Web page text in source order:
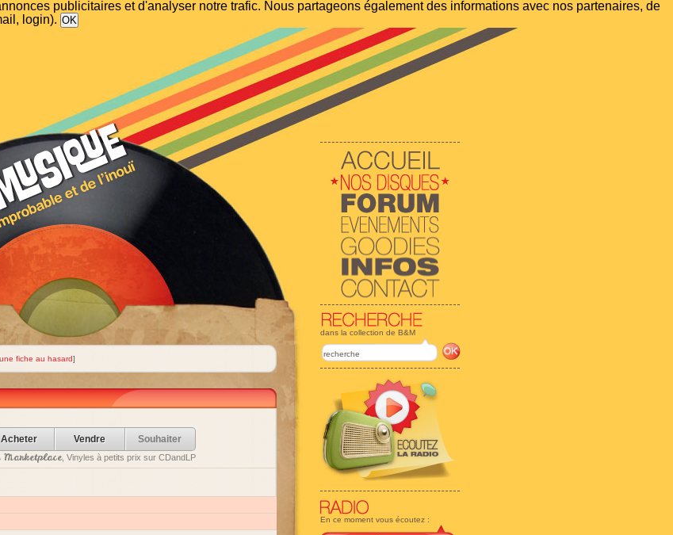
publicitaires et d'analyser notre trafic. Nous partageons également des informations avec nos partenaires, de
login).
dans la collection de B&M
En ce moment vous écoutez :
une fiche au hasard]
Acheter Vendre Souhaiter
Marketplace, Vinyles à petits prix sur CDandLP